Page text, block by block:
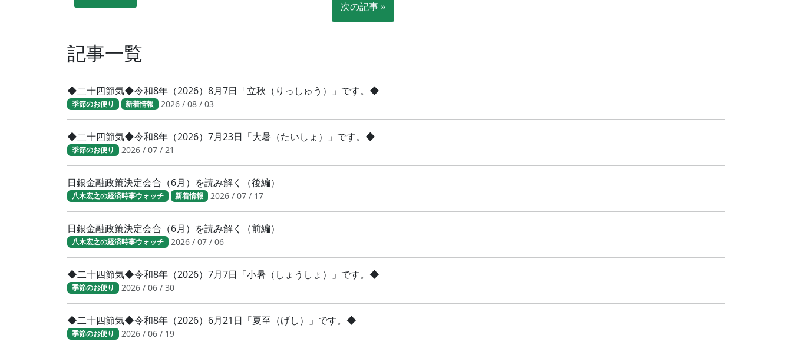
次の記事 »
記事一覧
◆二十四節気◆令和8年（2026）8月7日「立秋（りっしゅう）」です。◆
季節のお便り 新着情報 2026 / 08 / 03
◆二十四節気◆令和8年（2026）7月23日「大暑（たいしょ）」です。◆
季節のお便り 2026 / 07 / 21
日銀金融政策決定会合（6月）を読み解く（後編）
八木宏之の経済時事ウォッチ 新着情報 2026 / 07 / 17
日銀金融政策決定会合（6月）を読み解く（前編）
八木宏之の経済時事ウォッチ 2026 / 07 / 06
◆二十四節気◆令和8年（2026）7月7日「小暑（しょうしょ）」です。◆
季節のお便り 2026 / 06 / 30
◆二十四節気◆令和8年（2026）6月21日「夏至（げし）」です。◆
季節のお便り 2026 / 06 / 19